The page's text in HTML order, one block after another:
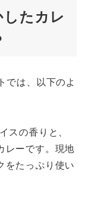
たカレ
では、以下のよ
スの香りと、
レーです。現地
をたっぷり使い